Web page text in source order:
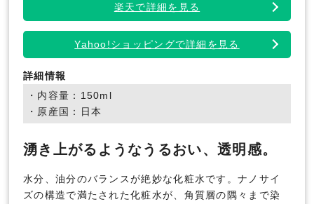
楽天で詳細を見る
Yahoo!ショッピングで詳細を見る
詳細情報
・内容量：150ml
・原産国：日本
湧き上がるようなうるおい、透明感。
水分、油分のバランスが絶妙な化粧水です。ナノサイ
ズの構造で満たされた化粧水が、角質層の隅々まで染